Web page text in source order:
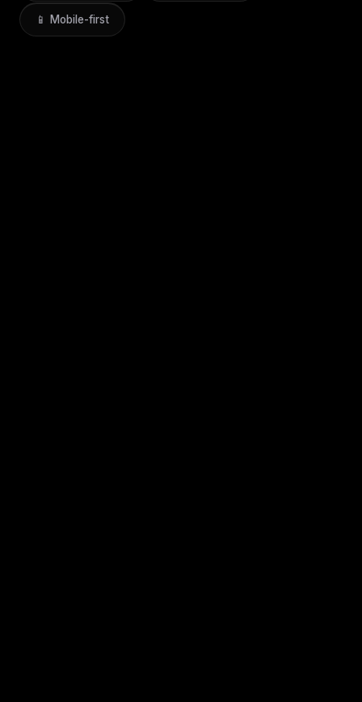
📱 Mobile-first